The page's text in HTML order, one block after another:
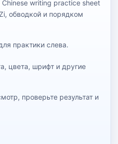
Chinese writing practice sheet
обводкой и порядком
практики слева.
цвета, шрифт и другие
проверьте результат и